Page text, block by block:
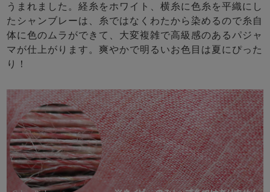
うまれました。経糸をホワイト、横糸に色糸を平織にし
たシャンブレーは、糸ではなくわたから染めるので糸自
体に色のムラができて、大変複雑で高級感のあるパジャ
マが仕上がります。爽やかで明るいお色目は夏にぴった
り！